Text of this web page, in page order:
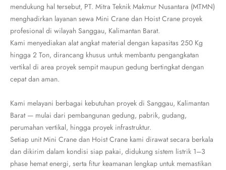
mendukung hal tersebut, PT. Mitra Teknik Makmur Nusantara (MTMN)
menghadirkan layanan sewa Mini Crane dan Hoist Crane proyek
profesional di wilayah Sanggau, Kalimantan Barat.
Kami menyediakan alat angkat material dengan kapasitas 250 Kg
hingga 2 Ton, dirancang khusus untuk membantu pengangkatan
vertikal di area proyek sempit maupun gedung bertingkat dengan
cepat dan aman.
Kami melayani berbagai kebutuhan proyek di Sanggau, Kalimantan
Barat — mulai dari pembangunan gedung, pabrik, gudang,
perumahan vertikal, hingga proyek infrastruktur.
Setiap unit Mini Crane dan Hoist Crane kami dirawat secara berkala
dan dikirim dalam kondisi siap pakai, didukung sistem listrik 1–3
phase hemat energi, serta fitur keamanan lengkap untuk memastikan